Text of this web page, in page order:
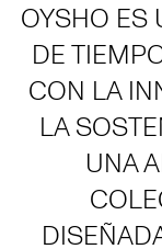
OYSHO ES
DE
CON LA
LA
UNA